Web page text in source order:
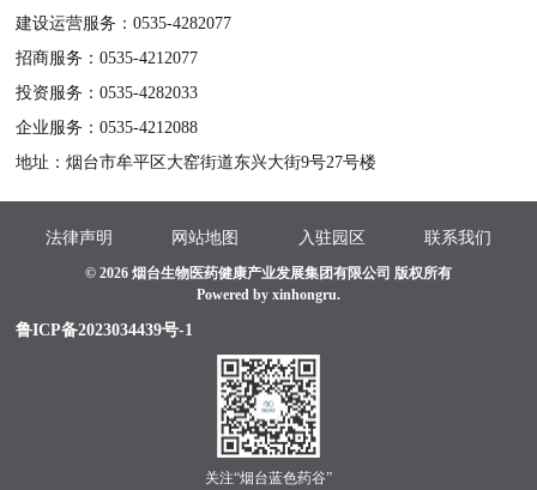
建设运营服务：0535-4282077
招商服务：0535-4212077
投资服务：0535-4282033
企业服务：0535-4212088
地址：烟台市牟平区大窑街道东兴大街9号27号楼
法律声明 网站地图 入驻园区 联系我们
© 2026 烟台生物医药健康产业发展集团有限公司 版权所有
Powered by xinhongru.
鲁ICP备2023034439号-1
关注“烟台蓝色药谷”